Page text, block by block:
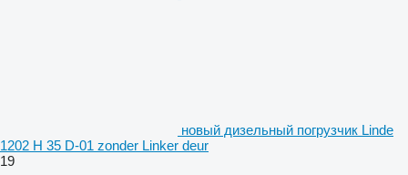
новый дизельный погрузчик Linde
1202 H 35 D-01 zonder Linker deur
19